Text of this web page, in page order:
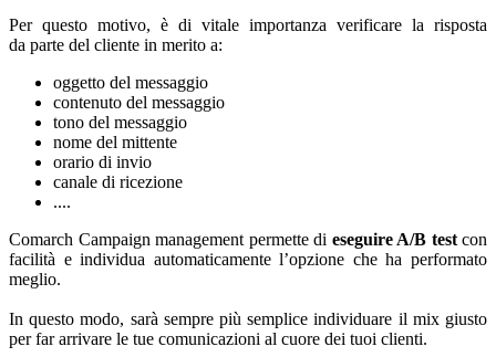
Per questo motivo, è di vitale importanza verificare la risposta
da parte del cliente in merito a:
oggetto del messaggio
contenuto del messaggio
tono del messaggio
nome del mittente
orario di invio
canale di ricezione
....
Comarch Campaign management permette di eseguire A/B testcon
facilità e individua automaticamente l’opzione che ha performato
meglio.
In questo modo, sarà sempre più semplice individuare il mix giusto
per far arrivare le tue comunicazioni al cuore dei tuoi clienti.